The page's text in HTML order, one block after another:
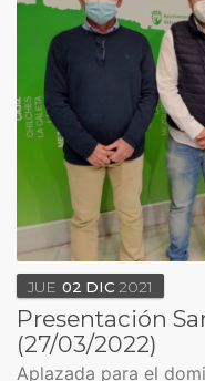
JUE 02 DIC 2021
Presentación
(27/03/2022)
Aplazada para el